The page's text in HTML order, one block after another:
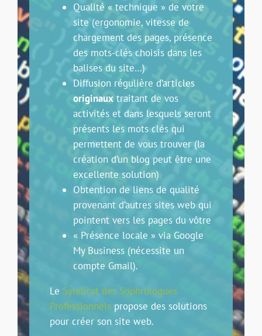
Qualité « technique » de votre
site (ergonomie, vitesse de
chargement des pages, présence
des mots-clés choisis dans les
balises du site…)
Diffusion régulière d’articles
originaux traitant de vos
activités et dans lesquels seront
présents les mots clés qui
permettent de vous trouver (la
création d’un blog peut être une
excellente solution)
Obtention de liens de qualité
provenant d’autres sites web qui
pointent vers les pages du vôtre
« Présence locale » via Google
My Business (nécessite un
compte Gmail).
Le Syndicat des Sophrologues
Professionnels propose des solutions
pour créer son site web.